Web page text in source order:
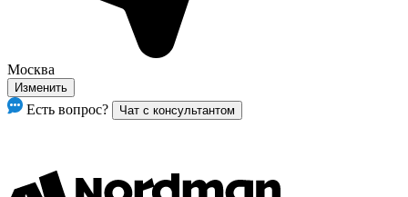
Москва
Изменить
Есть вопрос? Чат с консультантом